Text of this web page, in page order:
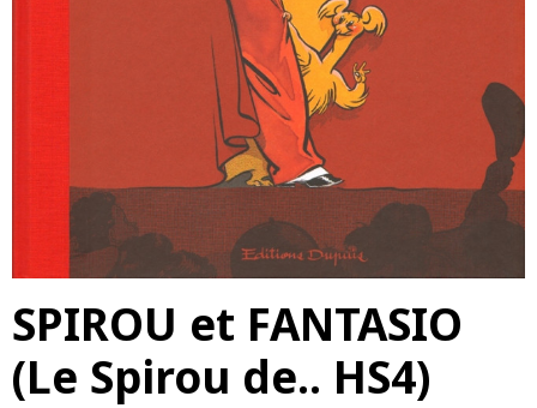
SPIROU et FANTASIO
(Le Spirou de.. HS4)